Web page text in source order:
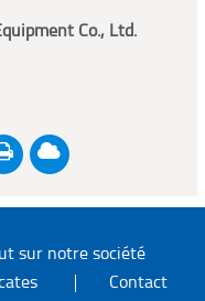
Co., Ltd.
sur notre société
Contact